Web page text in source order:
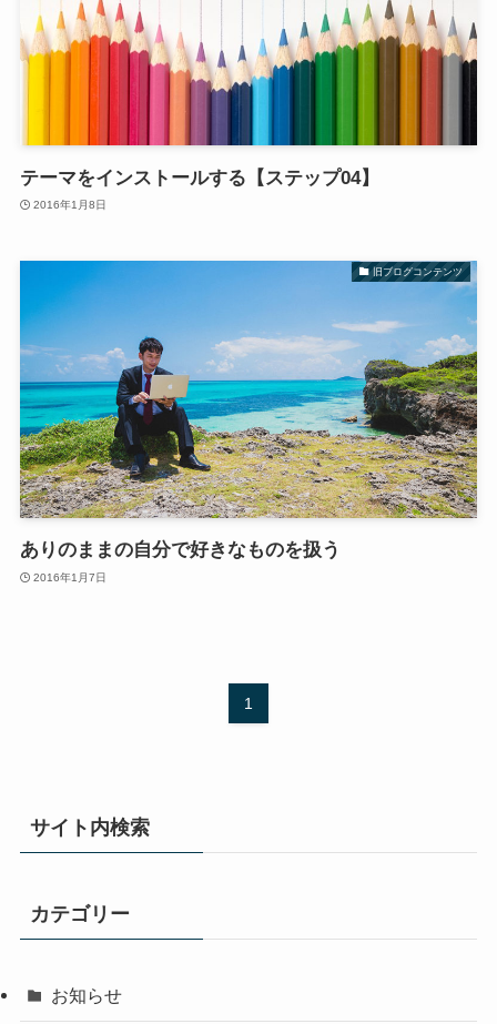
テーマをインストールする【ステップ04】
2016年1月8日
旧ブログコンテンツ
ありのままの自分で好きなものを扱う
2016年1月7日
1
サイト内検索
カテゴリー
お知らせ